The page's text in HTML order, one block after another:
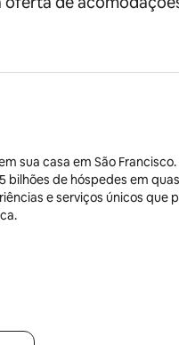
sua casa em São
bilhões de hóspedes em
e serviços únicos que